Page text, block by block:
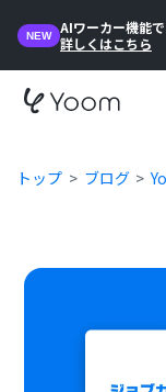
NEW
AIワーカー機能
詳しくはこちら
トップ ブログ